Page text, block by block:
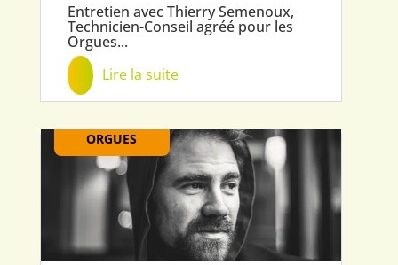
Entretien avec Thierry Semenoux,
Technicien-Conseil agréé pour les
Orgues...
Lire la suite
ORGUES